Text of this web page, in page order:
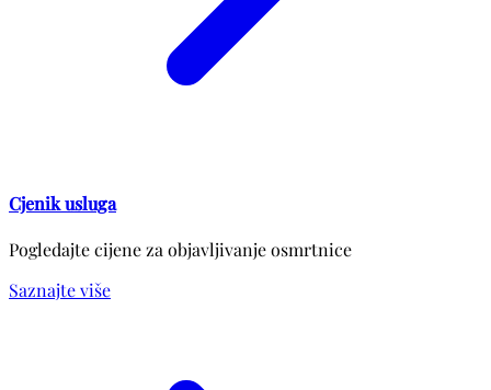
Cjenik usluga
Pogledajte cijene za objavljivanje osmrtnice
Saznajte više